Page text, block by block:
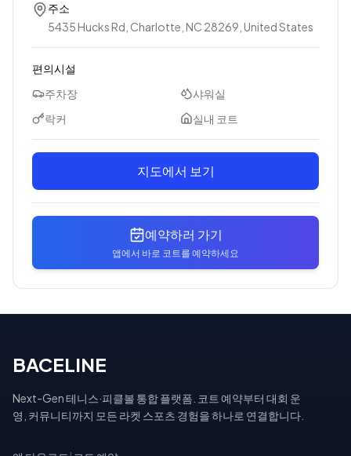
주소
5435 Hucks Rd, Charlotte, NC 28269, United States
편의시설
주차장
샤워실
락커
실내 코트
지도에서 보기
예약하러 가기
앱에서 바로 코트를 예약하세요
BACELINE
Next-Gen 테니스·피클볼 통합 플랫폼. 코트 예약부터 대회 운
영, 커뮤니티까지 모든 라켓 스포츠 경험을 하나로 연결합니다.